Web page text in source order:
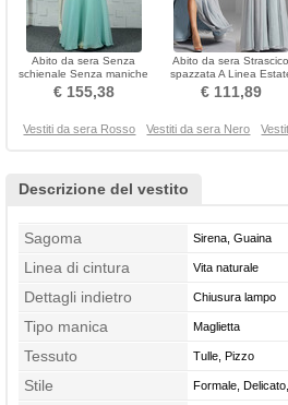
Abito da sera Senza
schienale Senza maniche
Stellato Rettangolo
€ 155,38
Abito da sera Strascico
spazzata A Linea
Chiffon Vita naturale
€ 111,89
Vestiti da sera Rosso Vestiti da sera Nero
Descrizione del vestito
Sagoma Sirena, Guaina
Linea di cintura Vita naturale
Dettagli indietro Chiusura lampo
Tipo manica Maglietta
Tessuto Tulle, Pizzo
Stile Formale,